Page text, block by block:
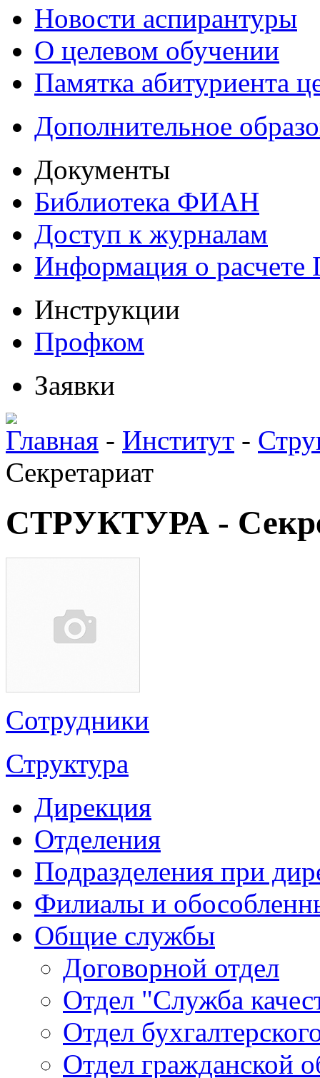
Новости аспирантуры
О целевом обучении
Памятка абитуриента
Дополнительное
Документы
Библиотека ФИАН
Доступ к журналам
Информация о
Инструкции
Профком
Заявки
Главная - Институт -
Секретариат
СТРУКТУРА -
Сотрудники
Структура
Дирекция
Отделения
Подразделения при
Филиалы и
Общие службы
Договорной отдел
Отдел "Служба
Отдел
Отдел гражданской